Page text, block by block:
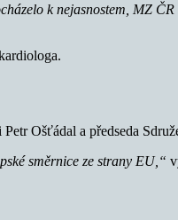
k nejasnostem, MZ
Ošťádal a předseda
směrnice ze strany EU,“